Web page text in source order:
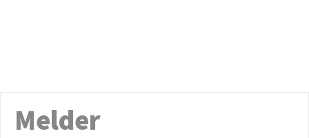
Melder